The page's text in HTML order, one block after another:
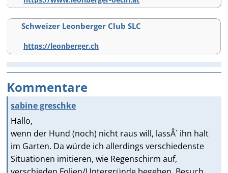
Schweizer Leonberger Club SLC
https://leonberger.ch
Kommentare
sabine greschke
Hallo,
wenn der Hund (noch) nicht raus will, lassÂ´ ihn halt
im Garten. Da würde ich allerdings verschiedenste
Situationen imitieren, wie Regenschirm auf,